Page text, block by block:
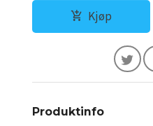
Kjøp
Produktinfo